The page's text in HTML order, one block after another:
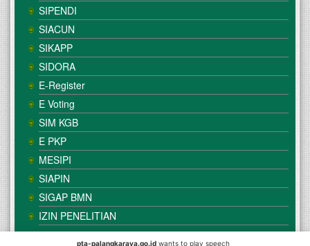
SIPENDI
SIACUN
SIKAPP
SIDORA
E-Register
E Voting
SIM KGB
E PKP
MESIPI
SIAPIN
SIGAP BMN
IZIN PENELITIAN
pta-palangkaraya.go.id wants to play speech